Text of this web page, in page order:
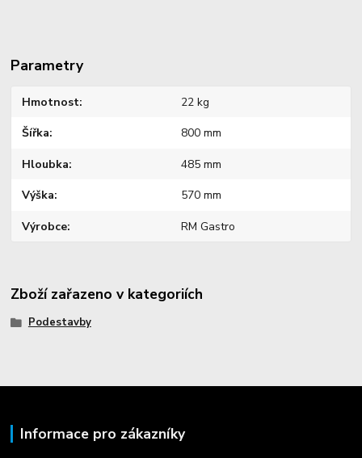
Parametry
Hmotnost 22 kg
Šířka 800 mm
Hloubka 485 mm
Výška 570 mm
Výrobce RM Gastro
Zboží zařazeno v kategoriích
Podestavby
Informace pro zákazníky